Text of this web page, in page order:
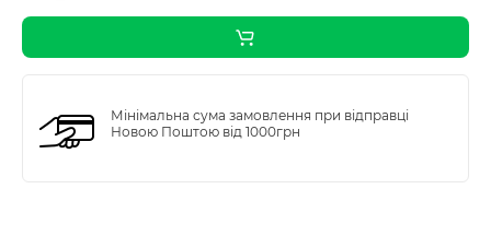
Мінімальна сума замовлення при відправці
Новою Поштою від 1000грн